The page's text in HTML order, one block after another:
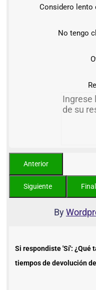
Considero lento
No tengo
By
Si respondiste 'Sí': ¿Qué
tiempos de devolución